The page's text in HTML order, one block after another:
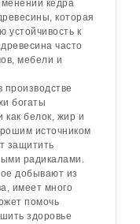
кедра
которая
устойчивость к
часто
мебели и
богаты
белок, жир и
источником
защитить
радикалами.
добывают из
имеет много
помочь
здоровье